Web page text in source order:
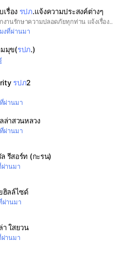
รื่อง รปภ.แจ้งความประสงค์ต่างๆ
เป็นลาย กลาง ที่ให้พนักงานรักษาความปลอดภัยทุกท่าน แจ้งเรื่องความประสงค์ต่างๆ มายังบริษัททีสการ์ดรับทราบ และดำเนินการให้กับพนักงาน รปภ.ทุกท่าน อย่างรวดเร็ว โดยมีคุณพงศ์เป็นตรวจสอบ
งที่ผ่านมา
มุข(รปภ.)
รปภ2
ผ่านมา
ล่าสวนหลวง
ผ่านมา
ล รีสอร์ท (กะรน)
านมา
ฮิลล์ไซด์
านมา
า ใสยวน
านมา